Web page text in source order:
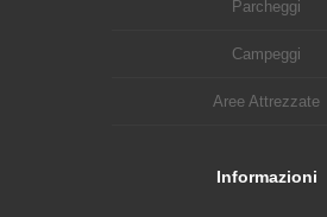
Parcheggi
Campeggi
Aree Attrezzate
Informazioni